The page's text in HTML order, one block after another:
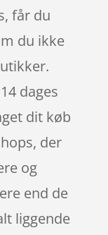
får du
du ikke
dages
dit køb
der
og
end de
liggende